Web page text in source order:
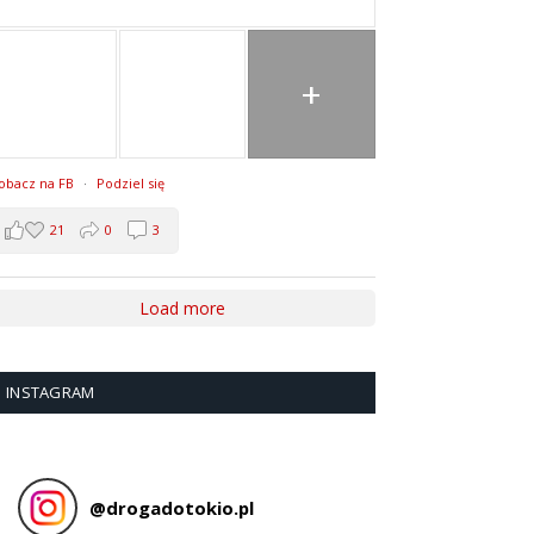
+
na FB · Podziel się
21 0 3
Load more
INSTAGRAM
@drogadotokio.pl